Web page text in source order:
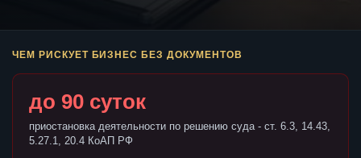
ЧЕМ РИСКУЕТ БИЗНЕС БЕЗ ДОКУМЕНТОВ
до 90 суток
приостановка деятельности по решению суда - ст. 6.3, 14.43,
5.27.1, 20.4 КоАП РФ